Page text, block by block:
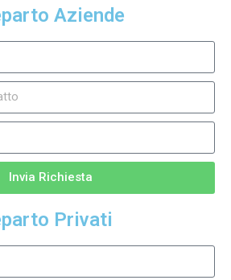
Aziende
Invia Richiesta
Privati